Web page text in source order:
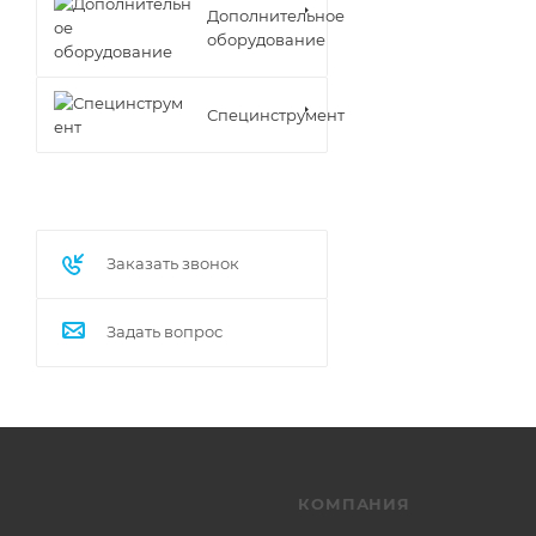
Дополнительное
оборудование
Специнструмент
Заказать звонок
Задать вопрос
КОМПАНИЯ